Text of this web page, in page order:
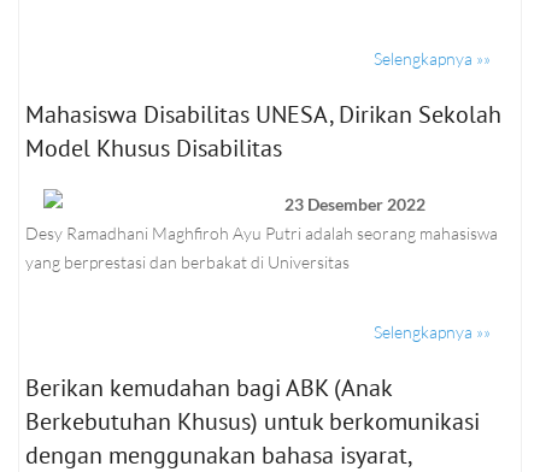
Selengkapnya »»
Mahasiswa Disabilitas UNESA, Dirikan Sekolah
Model Khusus Disabilitas
23 Desember 2022
Desy Ramadhani Maghfiroh Ayu Putri adalah seorang mahasiswa
yang berprestasi dan berbakat di Universitas
Selengkapnya »»
Berikan kemudahan bagi ABK (Anak
Berkebutuhan Khusus) untuk berkomunikasi
dengan menggunakan bahasa isyarat,